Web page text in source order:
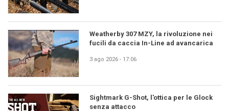
Weatherby 307 MZY, la rivoluzione nei
fucili da caccia In-Line ad avancarica
3 ago 2026 - 17:06
Sightmark G-Shot, l'ottica per le Glock
senza attacco